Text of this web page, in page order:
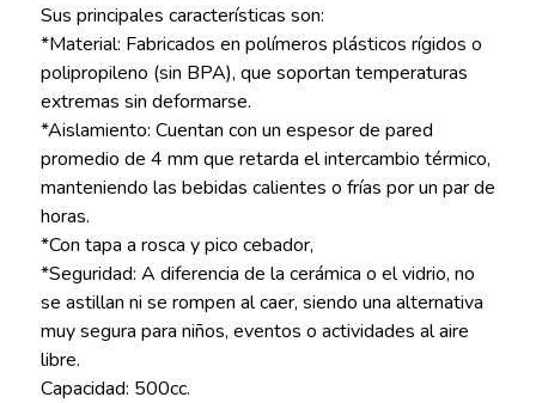
Sus principales características son:
*Material: Fabricados en polímeros plásticos rígidos o
polipropileno (sin BPA), que soportan temperaturas
extremas sin deformarse.
*Aislamiento: Cuentan con un espesor de pared
promedio de 4 mm que retarda el intercambio térmico,
manteniendo las bebidas calientes o frías por un par de
horas.
*Con tapa a rosca y pico cebador,
*Seguridad: A diferencia de la cerámica o el vidrio, no
se astillan ni se rompen al caer, siendo una alternativa
muy segura para niños, eventos o actividades al aire
libre.
Capacidad: 500cc.